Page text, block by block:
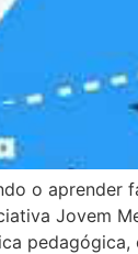
o aprender
Jovem